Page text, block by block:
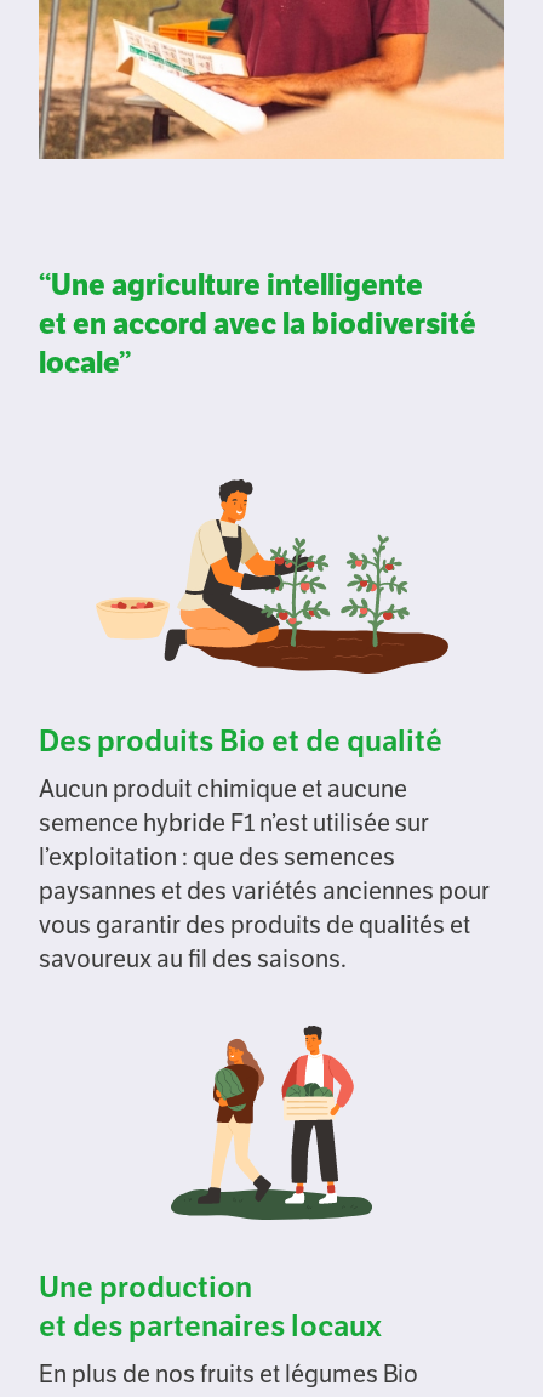
‘‘Une agriculture intelligente
et en accord avec la biodiversité
locale’’
Des produits Bio et de qualité
Aucun produit chimique et aucune
semence hybride F1 n’est utilisée sur
l’exploitation : que des semences
paysannes et des variétés anciennes pour
vous garantir des produits de qualités et
savoureux au fil des saisons.
Une production
et des partenaires locaux
En plus de nos fruits et légumes Bio